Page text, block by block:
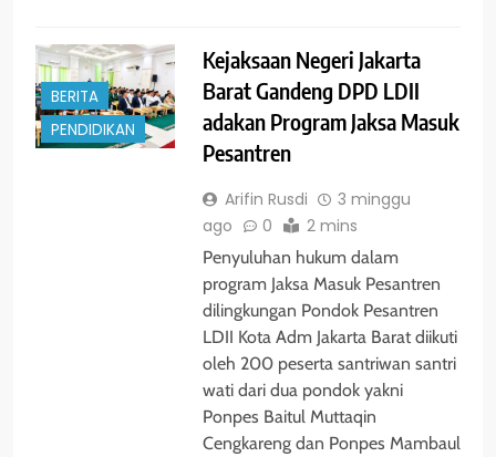
BERITA
PENDIDIKAN
Kejaksaan Negeri Jakarta
Barat Gandeng DPD LDII
adakan Program Jaksa Masuk
Pesantren
Arifin Rusdi
3 minggu
ago
0 2 mins
Penyuluhan hukum dalam
program Jaksa Masuk Pesantren
dilingkungan Pondok Pesantren
LDII Kota Adm Jakarta Barat diikuti
oleh 200 peserta santriwan santri
wati dari dua pondok yakni
Ponpes Baitul Muttaqin
Cengkareng dan Ponpes Mambaul